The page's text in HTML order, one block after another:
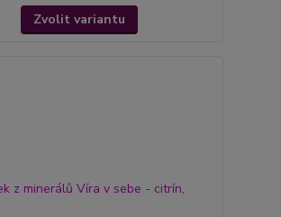
Zvolit variantu